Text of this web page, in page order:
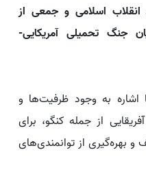
اسلامی و جمعی از
جنگ تحمیلی آمریکایی-
اشاره به وجود ظرفیت‌ها و
از جمله کنگو، برای
بهره‌گیری از توانمندی‌های